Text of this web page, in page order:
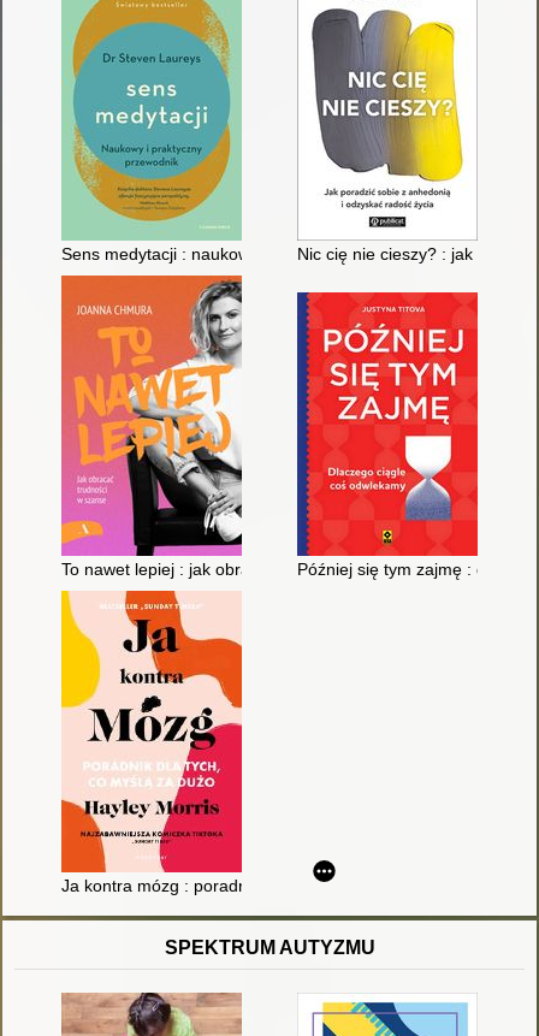
Sens medytacji : naukowy i praktyczny przewodnik
Nic cię nie cieszy? : jak
To nawet lepiej : jak obracać trudności w szanse
Później się tym zajmę :
Ja kontra mózg : poradnik dla tych, co myślą za dużo
SPEKTRUM AUTYZMU